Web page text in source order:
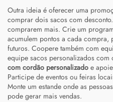
Outra ideia é oferecer uma
comprar dois sacos com
comprarem mais. Crie um
acumulem pontos a cada
futuros. Coopere também com
equipe sacos personalizados
com cordão personalizado e
Participe de eventos ou feiras
Monte um estande onde as
pode gerar mais vendas.